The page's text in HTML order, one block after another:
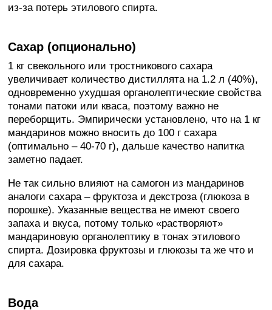
из-за потерь этилового спирта.
Сахар (опционально)
1 кг свекольного или тростникового сахара
увеличивает количество дистиллята на 1.2 л (40%),
одновременно ухудшая органолептические свойства
тонами патоки или кваса, поэтому важно не
переборщить. Эмпирически установлено, что на 1 кг
мандаринов можно вносить до 100 г сахара
(оптимально – 40-70 г), дальше качество напитка
заметно падает.
Не так сильно влияют на самогон из мандаринов
аналоги сахара – фруктоза и декстроза (глюкоза в
порошке). Указанные вещества не имеют своего
запаха и вкуса, потому только «растворяют»
мандариновую органолептику в тонах этилового
спирта. Дозировка фруктозы и глюкозы та же что и
для сахара.
Вода